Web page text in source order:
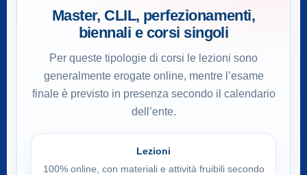
Master, CLIL, perfezionamenti,
biennali e corsi singoli
Per queste tipologie di corsi le lezioni sono
generalmente erogate online, mentre l’esame
finale è previsto in presenza secondo il calendario
dell’ente.
Lezioni
100% online, con materiali e attività fruibili secondo